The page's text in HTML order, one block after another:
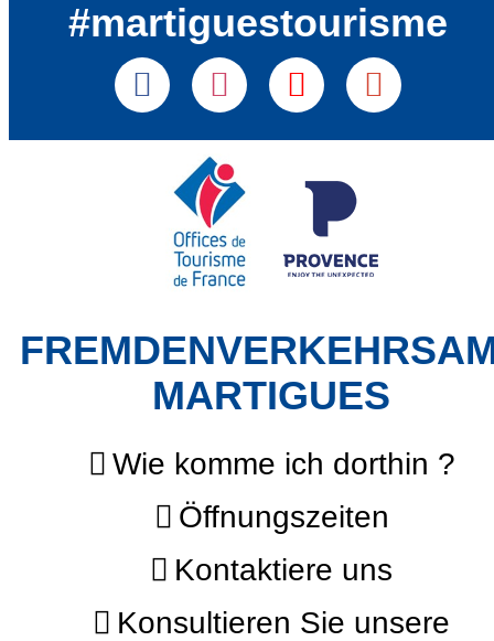
#martiguestourisme
MARTIGUES
Wie komme ich dorthin ?
Öffnungszeiten
Kontaktiere uns
Konsultieren Sie unsere